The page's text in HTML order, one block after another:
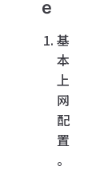
e
基
本
上
网
配
置
。